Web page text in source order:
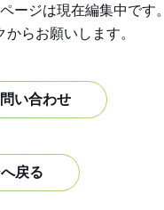
ージは現在編集中です。
らお願いします。
い合わせ
戻る